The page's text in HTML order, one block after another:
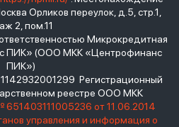
Орликов переулок, д.5, стр.1,
2, пом.11
Микрокредитная
ПИК» (ООО МКК «Центрофинанс
ПИК»)
Регистрационный
реестре ООО МКК
651403111005236 от 11.06.2014
управления и информация о